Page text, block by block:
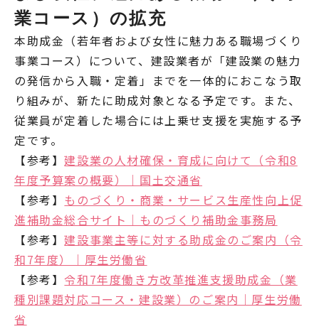
業コース）の拡充
本助成金（若年者および女性に魅力ある職場づくり
事業コース）について、建設業者が「建設業の魅力
の発信から入職・定着」までを一体的におこなう取
り組みが、新たに助成対象となる予定です。また、
従業員が定着した場合には上乗せ支援を実施する予
定です。
【参考】建設業の人材確保・育成に向けて（令和8
年度予算案の概要）｜国土交通省
【参考】 ものづくり・商業・サービス生産性向上促
進補助金総合サイト｜ものづくり補助金事務局
【参考】建設事業主等に対する助成金のご案内（令
和7年度）｜厚生労働省
【参考】令和7年度働き方改革推進支援助成金（業
種別課題対応コース・建設業）のご案内｜厚生労働
省